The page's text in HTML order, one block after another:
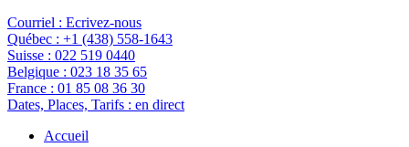
Courriel : Ecrivez-nous
Québec : +1 (438) 558-1643
Suisse : 022 519 0440
Belgique : 023 18 35 65
France : 01 85 08 36 30
Dates, Places, Tarifs : en direct
Accueil